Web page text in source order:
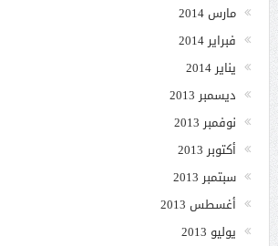
مارس 2014
فبراير 2014
يناير 2014
ديسمبر 2013
نوفمبر 2013
أكتوبر 2013
سبتمبر 2013
أغسطس 2013
يوليو 2013